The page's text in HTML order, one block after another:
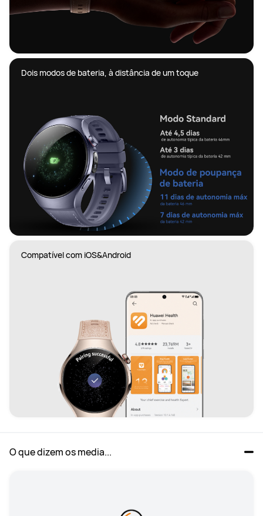
Dois modos de bateria, à distância de um toque
O que dizem os media...